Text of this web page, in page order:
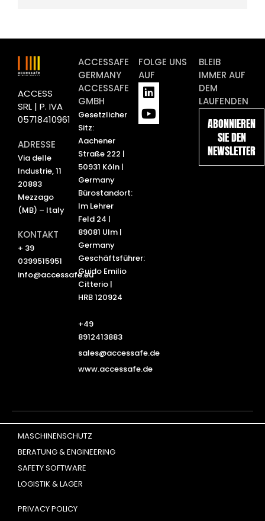
ACCESS
SRL | P. IVA
05718410961
ADRESSE
Via delle
Industrie, 11
20883
Mezzago
(MB) – Italy
KONTAKT
+ 39
0399515951
info@accessafe.eu
ACCESSAFE
GERMANY
ACCESSAFE
GMBH
Gesetzlicher
Sitz:
Aachener
Straße 222 |
50931 Köln |
Germany
Bürostandort:
Im Lehrer
Feld 24 |
89081 Ulm |
Germany
Geschäftsführer:
Guido Emilio
Citterio |
HRB 120924
+49
8912413883
sales@accessafe.de
www.accessafe.de
FOLGE UNS
AUF
L
i
n
k
Y
o
u
t
BLEIB
IMMER AUF
DEM
LAUFENDEN
ABONNIEREN
SIE DEN
NEWSLETTER
MASCHINENSCHUTZ
BERATUNG & ENGINEERING
SAFETY SOFTWARE
LOGISTIK & LAGER
PRIVACY POLICY